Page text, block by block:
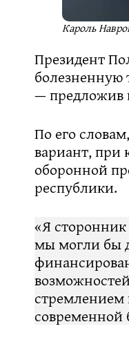
Кароль
Президент
— предложив
По его
вариант, при
оборонной
республики.
«Я
мы могли бы
стремлением
современной